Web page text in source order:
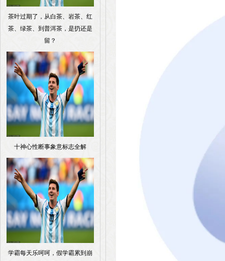
茶叶过期了，从白茶、岩茶、红
茶、绿茶、到普洱茶，是扔还是
留？
十神心性断事象意标志全解
学霸每天乐呵呵，假学霸累到崩